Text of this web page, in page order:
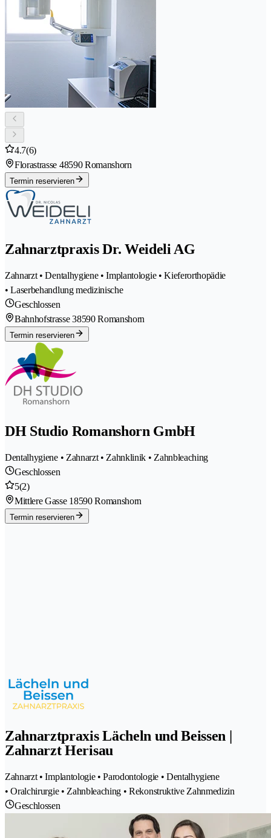
4.7(6)
Florastrasse 48590 Romanshorn
Termin reservieren
Zahnarztpraxis Dr. Weideli AG
Zahnarzt • Dentalhygiene • Implantologie • Kieferorthopädie
• Laserbehandlung medizinische
Geschlossen
Bahnhofstrasse 38590 Romanshorn
Termin reservieren
DH Studio Romanshorn GmbH
Dentalhygiene • Zahnarzt • Zahnklinik • Zahnbleaching
Geschlossen
5(2)
Mittlere Gasse 18590 Romanshorn
Termin reservieren
Zahnarztpraxis Lächeln und Beissen |
Zahnarzt Herisau
Zahnarzt • Implantologie • Parodontologie • Dentalhygiene
• Oralchirurgie • Zahnbleaching • Rekonstruktive Zahnmedizin
Geschlossen